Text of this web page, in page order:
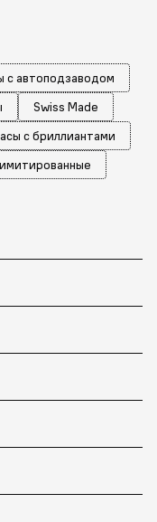
с автоподзаводом
Swiss Made
с бриллиантами